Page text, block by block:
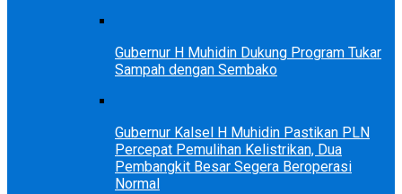
Gubernur H Muhidin Dukung Program Tukar
Sampah dengan Sembako
Gubernur Kalsel H Muhidin Pastikan PLN
Percepat Pemulihan Kelistrikan, Dua
Pembangkit Besar Segera Beroperasi
Normal